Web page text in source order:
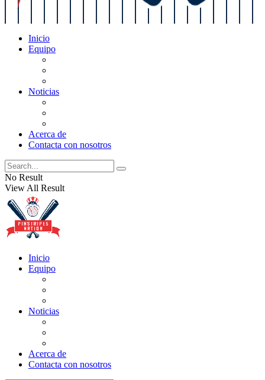
Inicio
Equipo
Noticias
Acerca de
Contacta con nosotros
No Result
View All Result
Inicio
Equipo
Noticias
Acerca de
Contacta con nosotros